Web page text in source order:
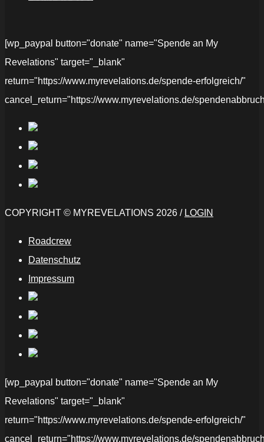
[wp_paypal button="donate" name="Spende an My
Revelations" target="_blank"
return="https://www.myrevelations.de/spende-erfolgreich/"
cancel_return="https://www.myrevelations.de/
COPYRIGHT © MYREVELATIONS 2026 / LOGIN
Roadcrew
Datenschutz
Impressum
[wp_paypal button="donate" name="Spende an My
Revelations" target="_blank"
return="https://www.myrevelations.de/spende-erfolgreich/"
cancel_return="https://www.myrevelations.de/